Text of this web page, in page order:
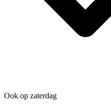
Ook op zaterdag